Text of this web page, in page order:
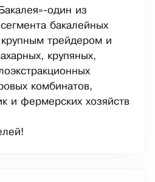
один из
бакалейных
крупным трейдером и
крупяных,
комбинатов,
и фермерских хозяйств